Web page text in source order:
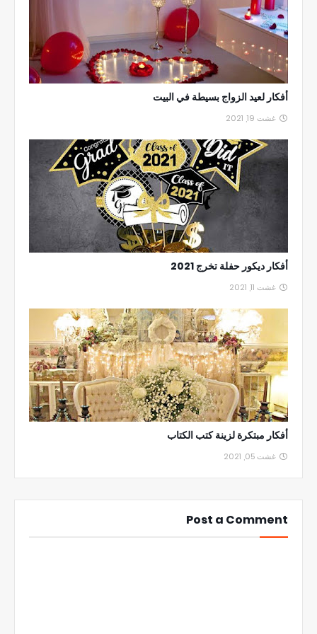
أفكار لعيد الزواج بسيطة في البيت
غشت 19, 2021
أفكار ديكور حفلة تخرج 2021
غشت 11, 2021
أفكار مبتكرة لزينة كتب الكتاب
غشت 05, 2021
Post a Comment